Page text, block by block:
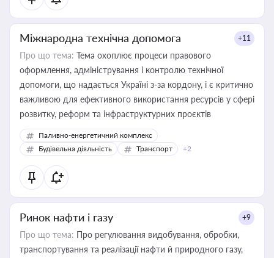
Міжнародна технічна допомога +11
Про що тема: Тема охоплює процеси правового
оформлення, адміністрування і контролю технічної
допомоги, що надається Україні з-за кордону, і є критично
важливою для ефективного використання ресурсів у сфері
розвитку, реформ та інфраструктурних проєктів
Паливно-енергетичний комплекс
Будівельна діяльність
Транспорт +2
Ринок нафти і газу +9
Про що тема: Про регулювання видобування, обробки,
транспортування та реалізації нафти й природного газу,